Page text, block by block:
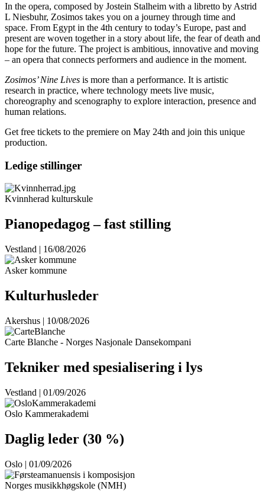
In the opera, composed by Jostein Stalheim with a libretto by Astrid
L Niesbuhr, Zosimos takes you on a journey through time and
space. From Egypt in the 4th century to today’s Europe, past and
present are woven together in a story about life, the fear of death and
hope for the future. The project is ambitious, innovative and moving
– an opera that connects performers and audience in the moment.
Zosimos’ Nine Lives is more than a performance. It is artistic
research in practice, where technology meets live music,
choreography and scenography to explore interaction, presence and
human relations.
Get free tickets to the premiere on May 24th and join this unique
production.
Ledige stillinger
Kvinnherad kulturskule
Pianopedagog – fast stilling
Vestland | 16/08/2026
Asker kommune
Kulturhusleder
Akershus | 10/08/2026
Carte Blanche - Norges Nasjonale Dansekompani
Tekniker med spesialisering i lys
Vestland | 01/09/2026
Oslo Kammerakademi
Daglig leder (30 %)
Oslo | 01/09/2026
Norges musikkhøgskole (NMH)